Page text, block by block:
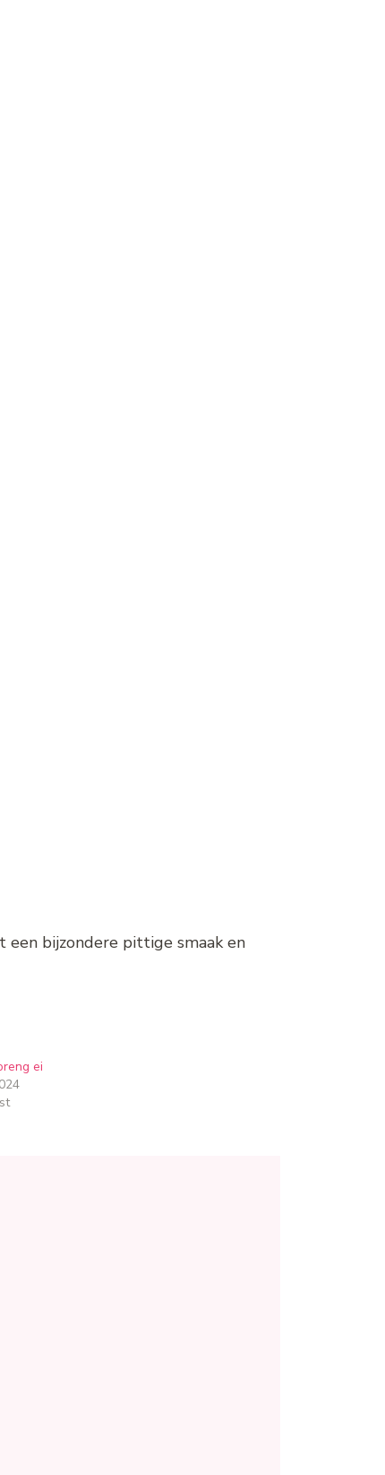
bijzondere pittige smaak en
ei